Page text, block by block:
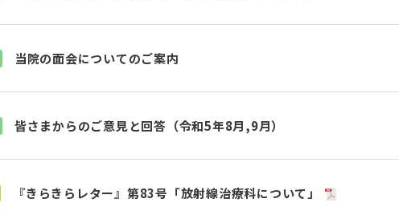
当院の面会についてのご案内
皆さまからのご意見と回答（令和5年8月,9月）
『きらきらレター』第83号「放射線治療科について」